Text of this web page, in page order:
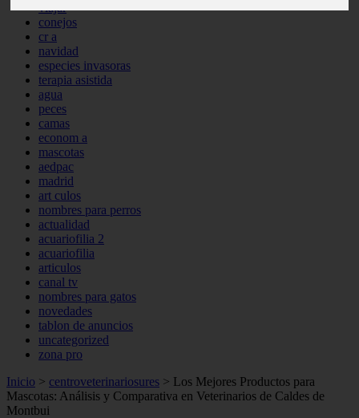
viajar
conejos
cr a
navidad
especies invasoras
terapia asistida
agua
peces
camas
econom a
mascotas
aedpac
madrid
art culos
nombres para perros
actualidad
acuariofilia 2
acuariofilia
articulos
canal tv
nombres para gatos
novedades
tablon de anuncios
uncategorized
zona pro
Inicio > centroveterinariosures > Los Mejores Productos para
Mascotas: Análisis y Comparativa en Veterinarios de Caldes de
Montbui